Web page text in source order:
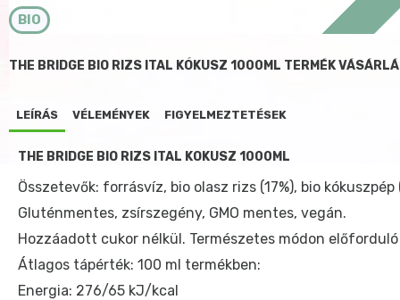
BIO
THE BRIDGE BIO RIZS ITAL KÓKUSZ 1000ML TERMÉK
LEÍRÁS VÉLEMÉNYEK FIGYELMEZTETÉSEK
THE BRIDGE BIO RIZS ITAL KÓKUSZ 1000ML
Összetevők: forrásvíz, bio olasz rizs (17%), bio
Gluténmentes, zsírszegény, GMO mentes, vegán.
Hozzáadott cukor nélkül. Természetes módon
Átlagos tápérték: 100 ml termékben:
Energia: 276/65 kJ/kcal